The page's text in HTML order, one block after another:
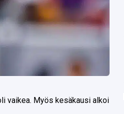
vaikea. Myös kesäkausi alkoi